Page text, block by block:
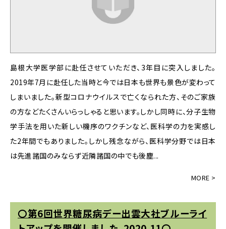
島根大学医学部に赴任させていただき、3年目に突入しました。
2019年7月に赴任した当時と今では日本も世界も景色が変わって
しまいました。新型コロナウイルスで亡くなられた方、そのご家族
の方などたくさんいらっしゃると思います。しかし同時に、分子生物
学手法を用いた新しい機序のワクチンなど、医科学の力を実感し
た2年間でもありました。しかし残念ながら、医科学分野では日本
は先進諸国のみならず近隣諸国の中でも後塵...
〇第6回世界糖尿病デー出雲大社ブルーライ